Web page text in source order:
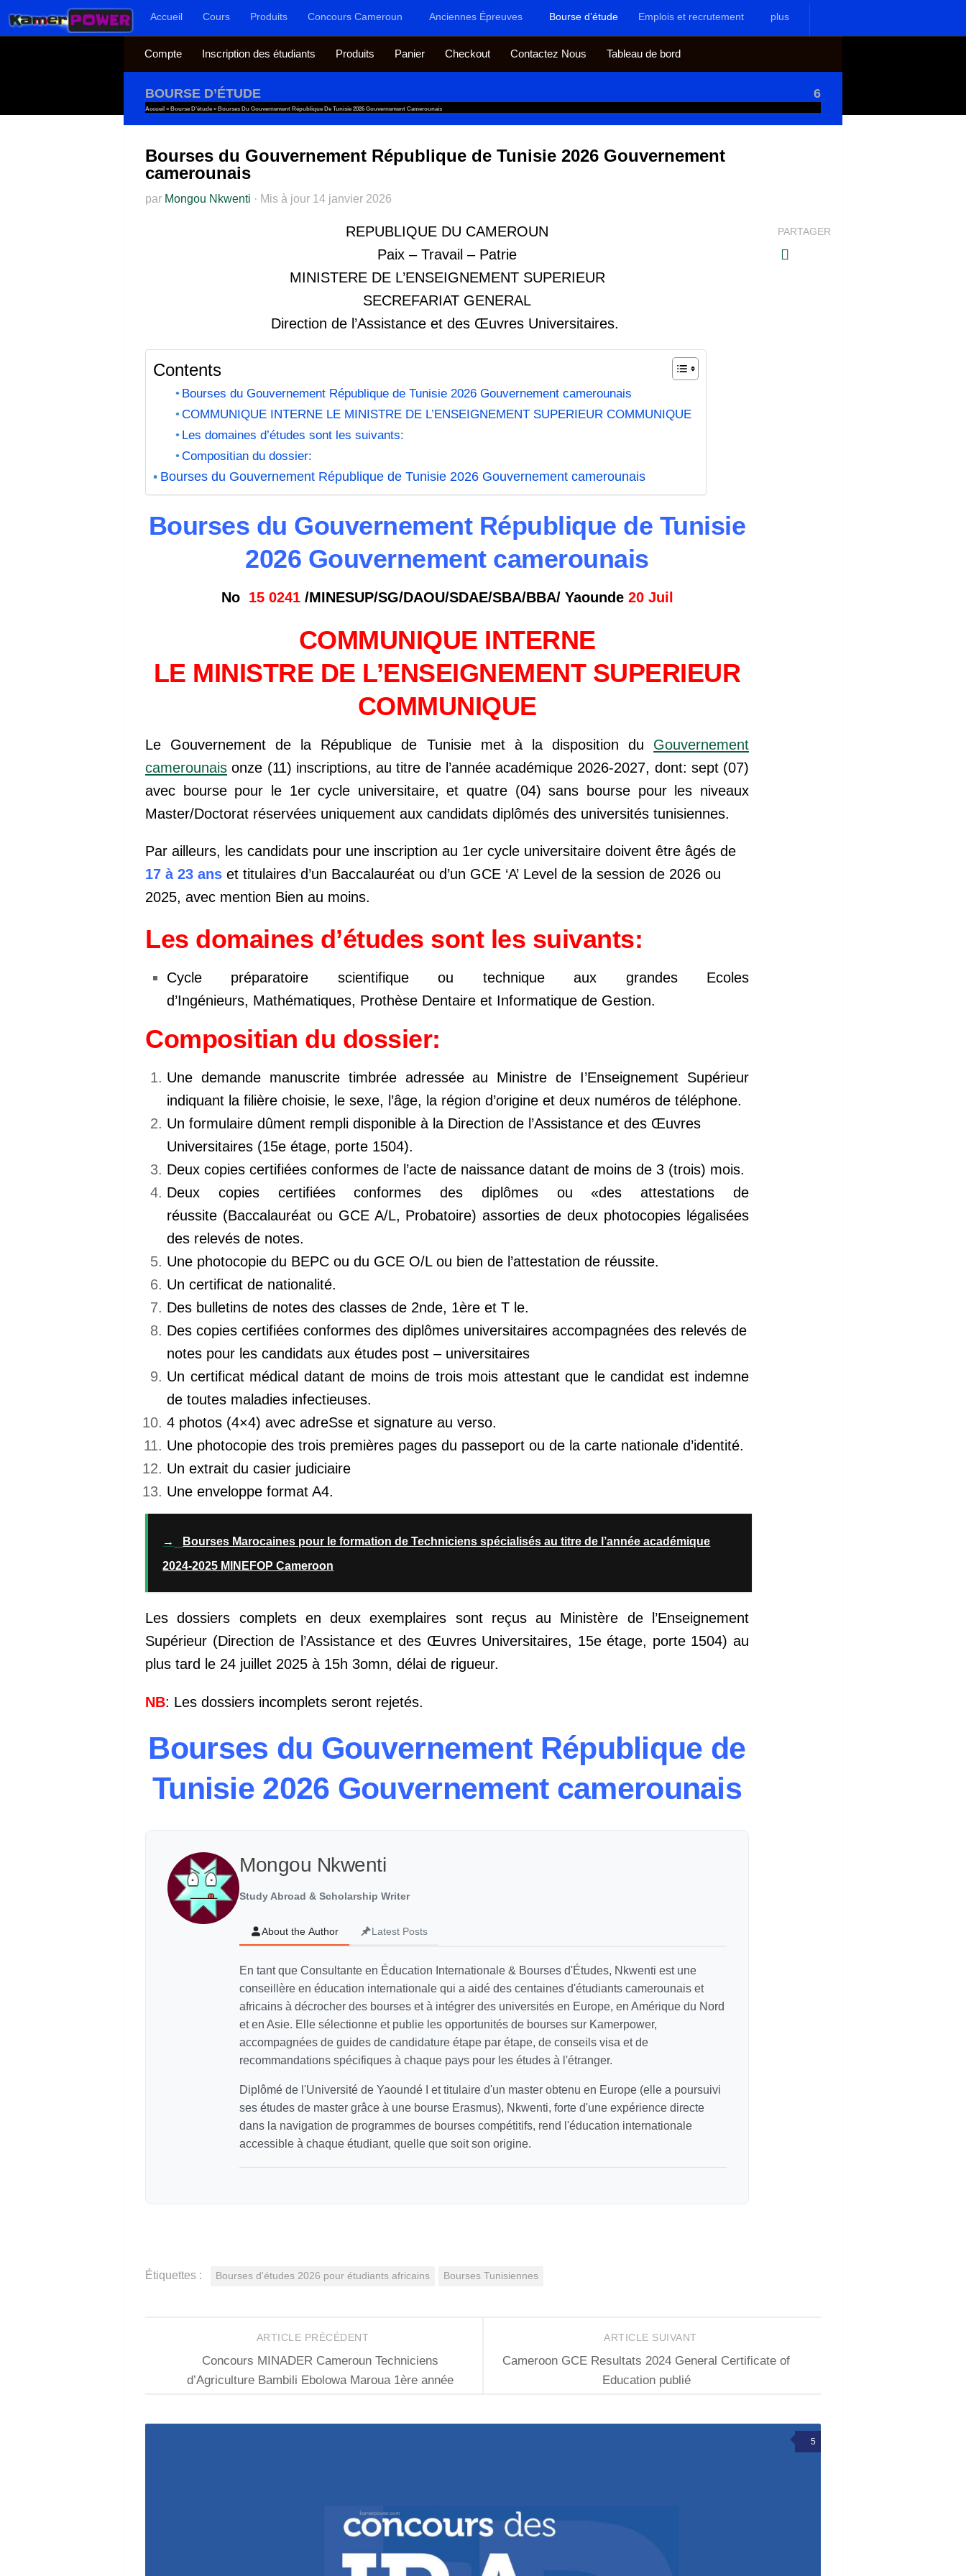
Au dessous du contenuAccueil Cours Produits Concours Cameroun Anciennes Épreuves Bourse d’étude Emplois et recrutement plus
Compte Inscription des étudiants Produits Panier Checkout Contactez Nous Tableau de bord
BOURSE D’ÉTUDE 6
Accueil » Bourse D’étude » Bourses Du Gouvernement République De Tunisie 2026 Gouvernement Camerounais
Bourses du Gouvernement République de Tunisie 2026 Gouvernement
camerounais
par Mongou Nkwenti · Mis à jour 14 janvier 2026
REPUBLIQUE DU CAMEROUN
Paix – Travail – Patrie
MINISTERE DE L’ENSEIGNEMENT SUPERIEUR
SECREFARIAT GENERAL
Direction de l’Assistance et des Œuvres Universitaires.
Contents
Bourses du Gouvernement République de Tunisie 2026 Gouvernement camerounais
COMMUNIQUE INTERNE LE MINISTRE DE L’ENSEIGNEMENT SUPERIEUR COMMUNIQUE
Les domaines d’études sont les suivants:
Compositian du dossier:
Bourses du Gouvernement République de Tunisie 2026 Gouvernement camerounais
Bourses du Gouvernement République de Tunisie
2026 Gouvernement camerounais
No 15 0241/MINESUP/SG/DAOU/SDAE/SBA/BBA/ Yaounde 20 Juil
COMMUNIQUE INTERNE
LE MINISTRE DE L’ENSEIGNEMENT SUPERIEUR
COMMUNIQUE
Le Gouvernement de la République de Tunisie met à la disposition du Gouvernement
camerounais onze (11) inscriptions, au titre de l’année académique 2026-2027, dont: sept (07)
avec bourse pour le 1er cycle universitaire, et quatre (04) sans bourse pour les niveaux
Master/Doctorat réservées uniquement aux candidats diplômés des universités tunisiennes.
Par ailleurs, les candidats pour une inscription au 1er cycle universitaire doivent être âgés de
17 à 23 ans et titulaires d’un Baccalauréat ou d’un GCE ‘A’ Level de la session de 2026 ou
2025, avec mention Bien au moins.
Les domaines d’études sont les suivants:
Cycle préparatoire scientifique ou technique aux grandes Ecoles
d’Ingénieurs, Mathématiques, Prothèse Dentaire et Informatique de Gestion.
Compositian du dossier:
Une demande manuscrite timbrée adressée au Ministre de I’Enseignement Supérieur
indiquant la filière choisie, le sexe, l’âge, la région d’origine et deux numéros de téléphone.
Un formulaire dûment rempli disponible à la Direction de l’Assistance et des Œuvres
Universitaires (15e étage, porte 1504).
Deux copies certifiées conformes de l’acte de naissance datant de moins de 3 (trois) mois.
Deux copies certifiées conformes des diplômes ou «des attestations de
réussite (Baccalauréat ou GCE A/L, Probatoire) assorties de deux photocopies légalisées
des relevés de notes.
Une photocopie du BEPC ou du GCE O/L ou bien de l’attestation de réussite.
Un certificat de nationalité.
Des bulletins de notes des classes de 2nde, 1ère et T le.
Des copies certifiées conformes des diplômes universitaires accompagnées des relevés de
notes pour les candidats aux études post – universitaires
Un certificat médical datant de moins de trois mois attestant que le candidat est indemne
de toutes maladies infectieuses.
4 photos (4×4) avec adreSse et signature au verso.
Une photocopie des trois premières pages du passeport ou de la carte nationale d’identité.
Un extrait du casier judiciaire
Une enveloppe format A4.
→
Bourses Marocaines pour le formation de Techniciens spécialisés au titre de l’année académique
2024-2025 MINEFOP Cameroon
Les dossiers complets en deux exemplaires sont reçus au Ministère de l’Enseignement
Supérieur (Direction de l’Assistance et des Œuvres Universitaires, 15e étage, porte 1504) au
plus tard le 24 juillet 2025 à 15h 3omn, délai de rigueur.
NB: Les dossiers incomplets seront rejetés.
Bourses du Gouvernement République de
Tunisie 2026 Gouvernement camerounais
Mongou Nkwenti
Study Abroad & Scholarship Writer
About the Author Latest Posts
En tant que Consultante en Éducation Internationale & Bourses d'Études, Nkwenti est une
conseillère en éducation internationale qui a aidé des centaines d'étudiants camerounais et
africains à décrocher des bourses et à intégrer des universités en Europe, en Amérique du Nord
et en Asie. Elle sélectionne et publie les opportunités de bourses sur Kamerpower,
accompagnées de guides de candidature étape par étape, de conseils visa et de
recommandations spécifiques à chaque pays pour les études à l'étranger.
Diplômé de l'Université de Yaoundé I et titulaire d'un master obtenu en Europe (elle a poursuivi
ses études de master grâce à une bourse Erasmus), Nkwenti, forte d'une expérience directe
dans la navigation de programmes de bourses compétitifs, rend l'éducation internationale
accessible à chaque étudiant, quelle que soit son origine.
PARTAGER
Étiquettes : Bourses d'études 2026 pour étudiants africains Bourses Tunisiennes
ARTICLE SUIVANT
Cameroon GCE Resultats 2024 General Certificate of
Education publié
ARTICLE PRÉCÉDENT
Concours MINADER Cameroun Techniciens
d’Agriculture Bambili Ebolowa Maroua 1ère année
5